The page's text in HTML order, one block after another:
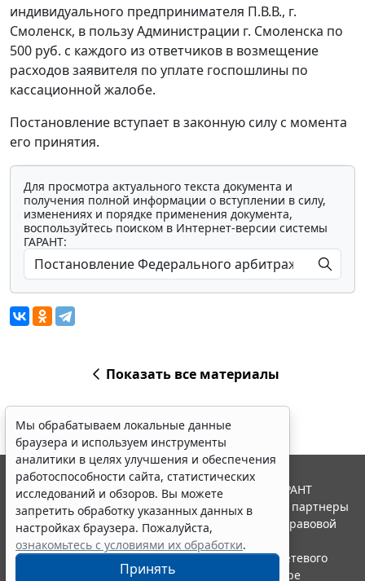
индивидуального предпринимателя П.В.В., г.
Смоленск, в пользу Администрации г. Смоленска по
500 руб. с каждого из ответчиков в возмещение
расходов заявителя по уплате госпошлины по
кассационной жалобе.
Постановление вступает в законную силу с момента
его принятия.
Для просмотра актуального текста документа и
получения полной информации о вступлении в силу,
изменениях и порядке применения документа,
воспользуйтесь поиском в Интернет-версии системы
ГАРАНТ:
Показать все материалы
Мы обрабатываем локальные данные
браузера и используем инструменты
аналитики в целях улучшения и обеспечения
работоспособности сайта, статистических
исследований и обзоров. Вы можете
запретить обработку указанных данных в
настройках браузера. Пожалуйста,
ознакомьтесь с условиями их обработки.
Принять
© ООО "НПП "ГАРАНТ-СЕРВИС", 2026. Система ГАРАНТ
выпускается с 1990 года. Компания "Гарант" и ее партнеры
являются участниками Российской ассоциации правовой
информации ГАРАНТ.
Портал ГАРАНТ.РУ зарегистрирован в качестве сетевого
издания Федеральной службой по надзору в сфере